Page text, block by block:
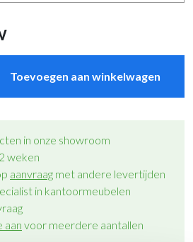
Toevoegen aan winkelwagen
in onze showroom
weken
aanvraag met andere levertijden
in kantoormeubelen
aan voor meerdere aantallen